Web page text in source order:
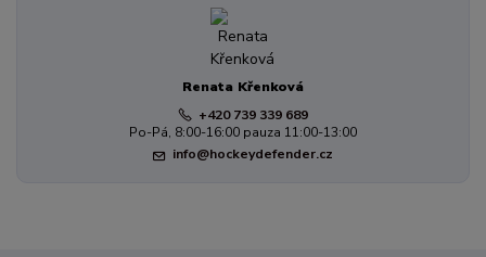
Renata Křenková
+420 739 339 689
Po-Pá, 8:00-16:00 pauza 11:00-13:00
info@hockeydefender.cz